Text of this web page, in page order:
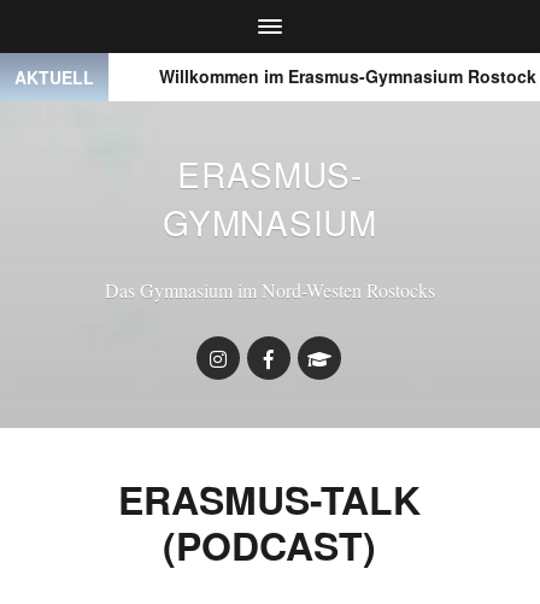
AKTUELL
● ● ● Willkommen im Erasmus-Gymnasium Rostock
ERASMUS-
GYMNASIUM
Das Gymnasium im Nord-Westen Rostocks
ERASMUS-TALK
(PODCAST)